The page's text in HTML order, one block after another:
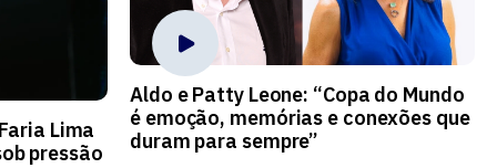
Lima
pressão
Aldo e Patty Leone: “Copa do Mundo
é emoção, memórias e conexões que
duram para sempre”